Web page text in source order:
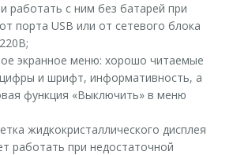
работать с ним без батарей при
порта USB или от сетевого блока
экранное меню: хорошо читаемые
и шрифт, информативность, а
функция «Выключить» в меню
жидкокристаллического дисплея
работать при недостаточной